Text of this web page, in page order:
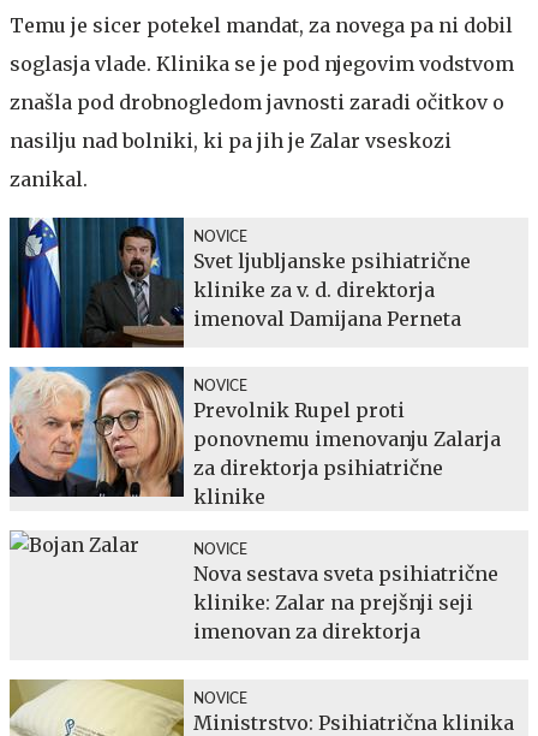
Temu je sicer potekel mandat, za novega pa ni dobil
soglasja vlade. Klinika se je pod njegovim vodstvom
znašla pod drobnogledom javnosti zaradi očitkov o
nasilju nad bolniki, ki pa jih je Zalar vseskozi
zanikal.
NOVICE
Svet ljubljanske psihiatrične
klinike za v. d. direktorja
imenoval Damijana Perneta
NOVICE
Prevolnik Rupel proti
ponovnemu imenovanju Zalarja
za direktorja psihiatrične
klinike
NOVICE
Nova sestava sveta psihiatrične
klinike: Zalar na prejšnji seji
imenovan za direktorja
NOVICE
Ministrstvo: Psihiatrična klinika